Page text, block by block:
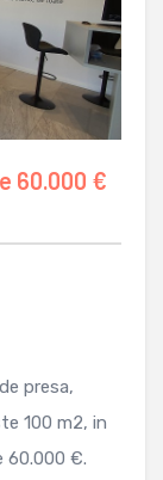
60.000 €
presa,
100 m2, in
60.000 €.